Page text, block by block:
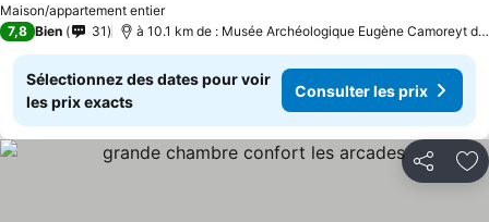
Maison/appartement entier
7,8 Bien 31 à 10.1 km de : Musée Archéologique Eugène Camoreyt
Sélectionnez des dates pour voir
les prix exacts
Consulter les prix
Partager